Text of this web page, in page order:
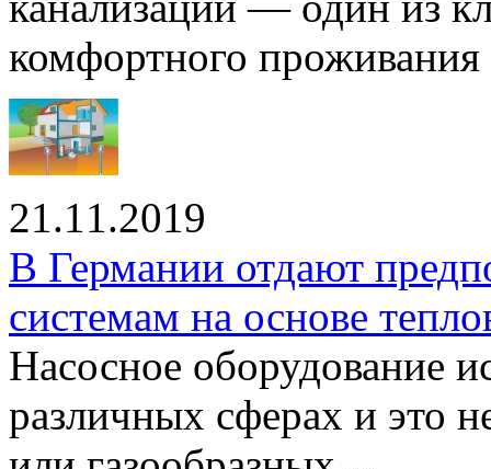
комфортного проживания
21.11.2019
В Германии отдают
системам на основе
Насосное оборудование
различных сферах и это